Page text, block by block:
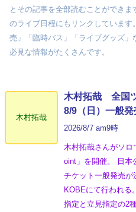
とその記事を全部読むことができ
のライブ日程にもリンクしていま
売」「臨時バス」「ライブグッズ
必見な情報がたくさんです。
木村拓哉
木村拓哉 全国
8/9（日）一般発
2026/8/7 am9時
木村拓哉さんがソロ
oint」を開催。 日本
チケット一般発売が
KOBEにて行われる
指定と立見指定の2